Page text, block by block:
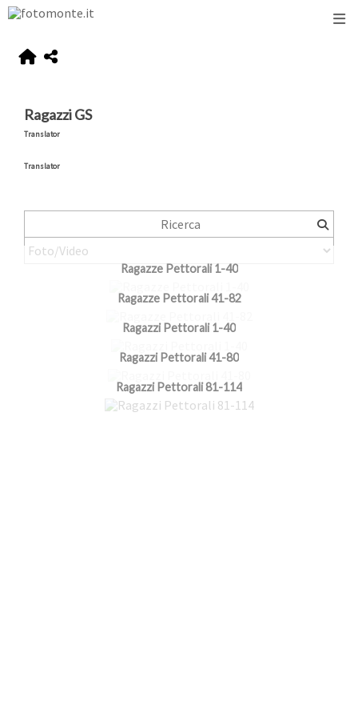
Ragazzi GS
Translator
Translator
Ragazze Pettorali 1-40
Ragazze Pettorali 41-82
Ragazzi Pettorali 1-40
Ragazzi Pettorali 41-80
Ragazzi Pettorali 81-114